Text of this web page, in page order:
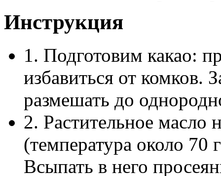
Инструкция
1. Подготовим какао:
избавиться от комков.
размешать до
2. Растительное масло
(температура около 70
Всыпать в него